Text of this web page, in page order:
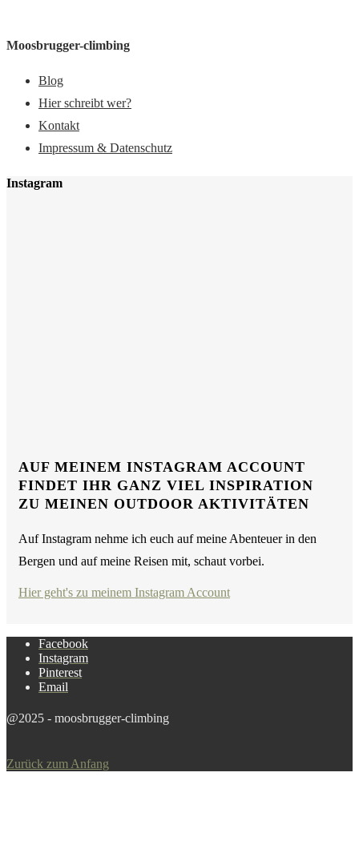
Moosbrugger-climbing
Blog
Hier schreibt wer?
Kontakt
Impressum & Datenschutz
Instagram
AUF MEINEM INSTAGRAM ACCOUNT
FINDET IHR GANZ VIEL INSPIRATION
ZU MEINEN OUTDOOR AKTIVITÄTEN
Auf Instagram nehme ich euch auf meine Abenteuer in den
Bergen und auf meine Reisen mit, schaut vorbei.
Hier geht's zu meinem Instagram Account
Facebook
Instagram
Pinterest
Email
@2025 - moosbrugger-climbing
Zurück zum Anfang